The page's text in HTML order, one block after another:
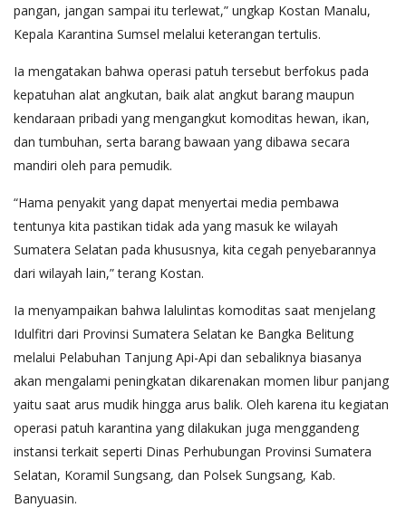
pangan, jangan sampai itu terlewat,” ungkap Kostan Manalu,
Kepala Karantina Sumsel melalui keterangan tertulis.
Ia mengatakan bahwa operasi patuh tersebut berfokus pada
kepatuhan alat angkutan, baik alat angkut barang maupun
kendaraan pribadi yang mengangkut komoditas hewan, ikan,
dan tumbuhan, serta barang bawaan yang dibawa secara
mandiri oleh para pemudik.
“Hama penyakit yang dapat menyertai media pembawa
tentunya kita pastikan tidak ada yang masuk ke wilayah
Sumatera Selatan pada khususnya, kita cegah penyebarannya
dari wilayah lain,” terang Kostan.
Ia menyampaikan bahwa lalulintas komoditas saat menjelang
Idulfitri dari Provinsi Sumatera Selatan ke Bangka Belitung
melalui Pelabuhan Tanjung Api-Api dan sebaliknya biasanya
akan mengalami peningkatan dikarenakan momen libur panjang
yaitu saat arus mudik hingga arus balik. Oleh karena itu kegiatan
operasi patuh karantina yang dilakukan juga menggandeng
instansi terkait seperti Dinas Perhubungan Provinsi Sumatera
Selatan, Koramil Sungsang, dan Polsek Sungsang, Kab.
Banyuasin.